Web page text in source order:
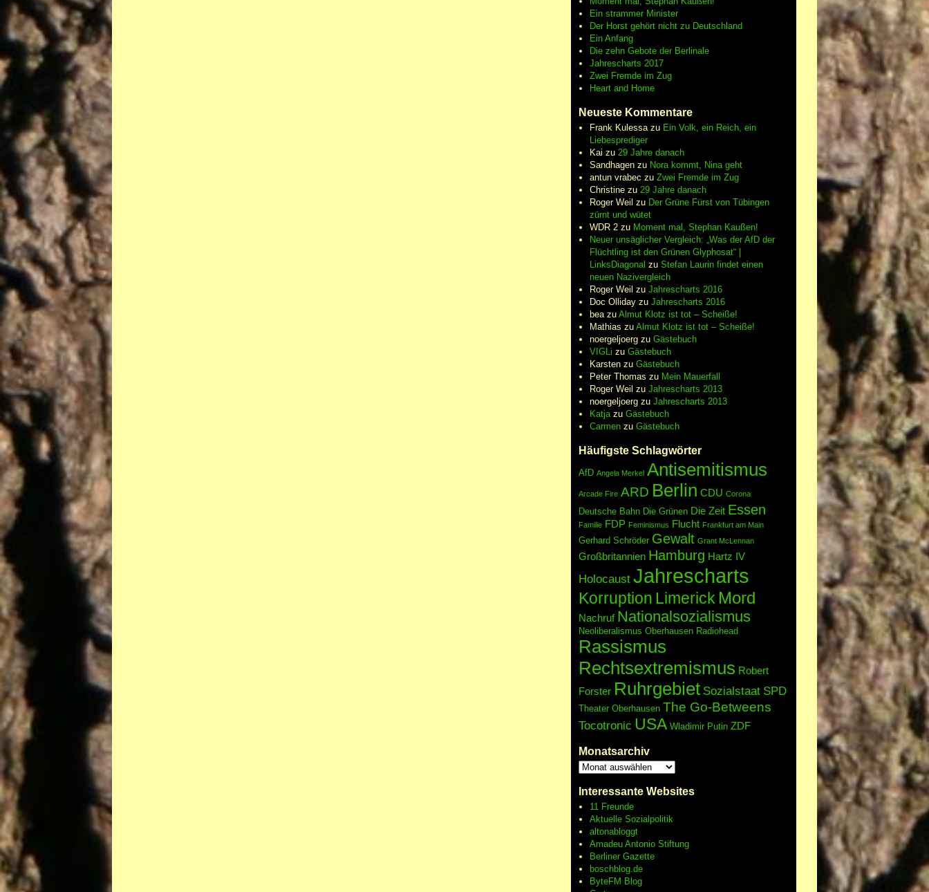
Ein strammer Minister
Der Horst gehört nicht zu Deutschland
Ein Anfang
Die zehn Gebote der Berlinale
Jahrescharts 2017
Zwei Fremde im Zug
Heart and Home
Neueste Kommentare
Frank Kulessazu Ein Volk, ein Reich, ein
Liebesprediger
Kai zu 29 Jahre danach
Sandhagenzu Nora kommt, Nina geht
antun vrabec zu Zwei Fremde im Zug
Christinezu 29 Jahre danach
Roger Weil zu Der Grüne Fürst von Tübingen
zürnt und wütet
WDR 2zu Moment mal, Stephan Kaußen!
Neuer unsäglicher Vergleich: „Was der AfD der
Flüchtling ist den Grünen Glyphosat“ |
LinksDiagonal zu Stefan Laurin findet einen
neuen Nazivergleich
Roger Weil zu Jahrescharts 2016
Doc Ollidayzu Jahrescharts 2016
beazu Almut Klotz ist tot – Scheiße!
Mathias zu Almut Klotz ist tot – Scheiße!
noergeljoergzu Gästebuch
VIGLi zu Gästebuch
Karstenzu Gästebuch
Peter Thomas zu Mein Mauerfall
Roger Weil zu Jahrescharts 2013
noergeljoergzu Jahrescharts 2013
Katjazu Gästebuch
Carmenzu Gästebuch
Häufigste Schlagwörter
AfD Angela Merkel Antisemitismus
Arcade Fire ARD Berlin CDU Corona
Deutsche Bahn Die Grünen Die Zeit Essen
Familie FDP Feminismus Flucht Frankfurt am Main
Gerhard Schröder Gewalt Grant McLennan
Großbritannien Hamburg Hartz IV
Holocaust Jahrescharts
Korruption Limerick Mord
Nachruf Nationalsozialismus
Neoliberalismus Oberhausen Radiohead
Rassismus
Rechtsextremismus Robert
Forster Ruhrgebiet Sozialstaat SPD
Theater Oberhausen The Go-Betweens
Tocotronic USA Wladimir Putin ZDF
Monatsarchiv
Interessante Websites
11 Freunde
Aktuelle Sozialpolitik
altonabloggt
Amadeu Antonio Stiftung
Berliner Gazette
boschblog.de
ByteFM Blog